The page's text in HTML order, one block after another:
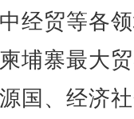
经贸等各
埔寨最大
国、经济